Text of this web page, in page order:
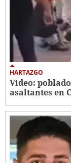
HARTAZGO
Video:
asaltantes en